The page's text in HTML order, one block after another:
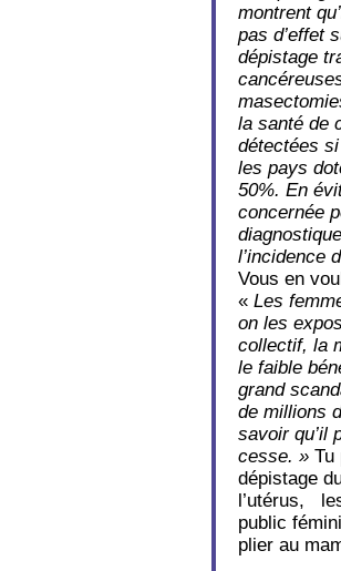
montrent
pas d’effet
dépistage
la santé de
détectées
les pays
50%. En
concernée
l’incidence
Vous en
« Les
on les
collectif, la
le faible
grand
de millions
savoir qu’il
cesse. » Tu
dépistage
l’utérus,
public
plier au